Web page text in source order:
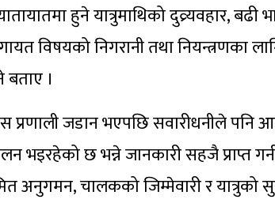
हुने यात्रुमाथिको दुव्र्यवहार, बढी
विषयको निगरानी तथा नियन्त्रणका
बताए ।
प्रणाली जडान भएपछि सवारीधनीले पनि
भइरहेको छ भन्ने जानकारी सहजै प्राप्त
अनुगमन, चालकको जिम्मेवारी र यात्रुको